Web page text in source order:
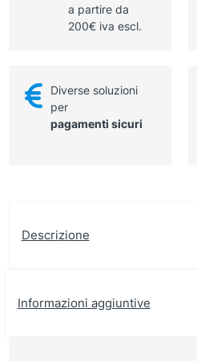
a partire da
200€ iva escl.
Diverse soluzioni
per
pagamenti sicuri
Descrizione
Informazioni aggiuntive